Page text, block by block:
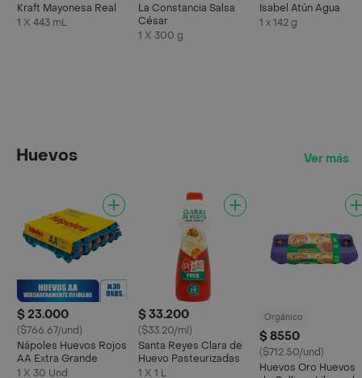
Kraft Mayonesa Real
1 X 443 mL
La Constancia Salsa
César
1 X 300 g
Isabel Atún Agua
1 x 142 g
Huevos Ver más
$ 23.000
($766.67/und)
Nápoles Huevos Rojos
AA Extra Grande
1 X 30 Und
$ 33.200
($33.20/ml)
Santa Reyes Clara de
Huevo Pasteurizadas
1 X 1 L
Orgánico
$ 8550
($712.50/und)
Huevos Oro Huevos